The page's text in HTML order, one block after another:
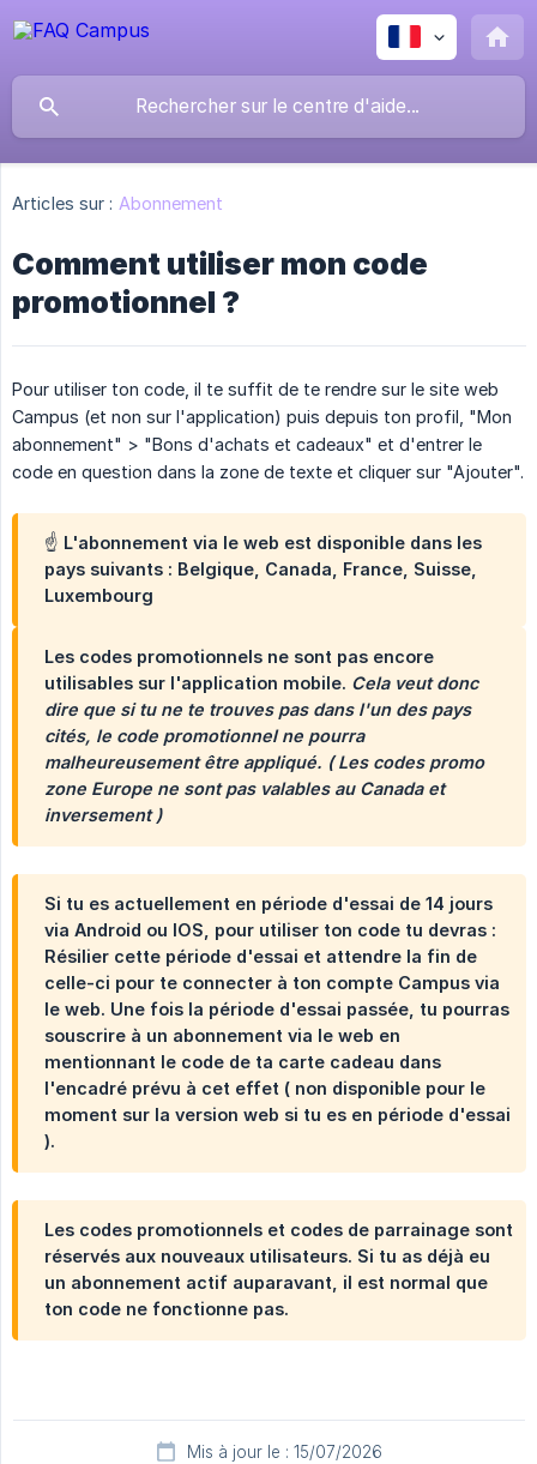
Articles sur : Abonnement
Comment utiliser mon code
promotionnel ?
Pour utiliser ton code, il te suffit de te rendre sur le site web
Campus (et non sur l'application) puis depuis ton profil, "Mon
abonnement" > "Bons d'achats et cadeaux" et d'entrer le
code en question dans la zone de texte et cliquer sur "Ajouter".
☝️ L'abonnement via le web est disponible dans les
pays suivants : Belgique, Canada, France, Suisse,
Luxembourg
Les codes promotionnels ne sont pas encore
utilisables sur l'application mobile. Cela veut donc
dire que si tu ne te trouves pas dans l'un des pays
cités, le code promotionnel ne pourra
malheureusement être appliqué. ( Les codes promo
zone Europe ne sont pas valables au Canada et
inversement )
Si tu es actuellement en période d'essai de 14 jours
via Android ou IOS, pour utiliser ton code tu devras :
Résilier cette période d'essai et attendre la fin de
celle-ci pour te connecter à ton compte Campus via
le web. Une fois la période d'essai passée, tu pourras
souscrire à un abonnement via le web en
mentionnant le code de ta carte cadeau dans
l'encadré prévu à cet effet ( non disponible pour le
moment sur la version web si tu es en période d'essai
).
Les codes promotionnels et codes de parrainage sont
réservés aux nouveaux utilisateurs. Si tu as déjà eu
un abonnement actif auparavant, il est normal que
ton code ne fonctionne pas.
Mis à jour le : 15/07/2026